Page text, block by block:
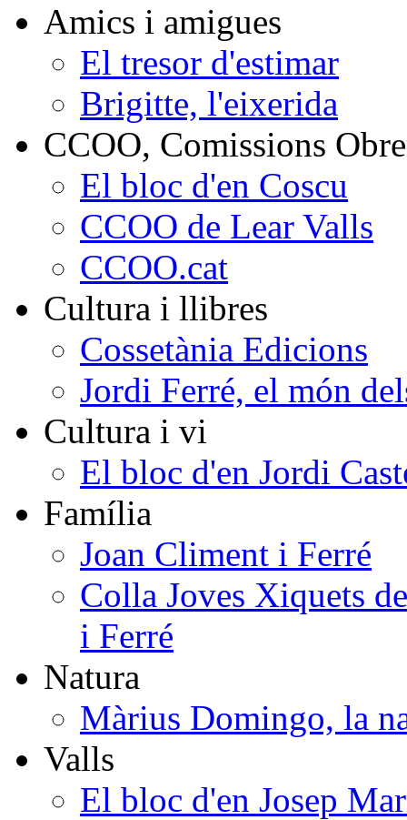
Amics i amigues
El tresor d'estimar
Brigitte, l'eixerida
CCOO, Comissions
El bloc d'en Coscu
CCOO de Lear Valls
CCOO.cat
Cultura i llibres
Cossetània Edicions
Jordi Ferré, el món
Cultura i vi
El bloc d'en Jordi
Família
Joan Climent i Ferré
Colla Joves Xiquets
i Ferré
Natura
Màrius Domingo, la
Valls
El bloc d'en Josep